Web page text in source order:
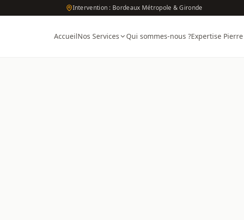
Intervention : Bordeaux Métropole & Gironde
AccueilNos Services Qui sommes-nous ?Expertise Pierre